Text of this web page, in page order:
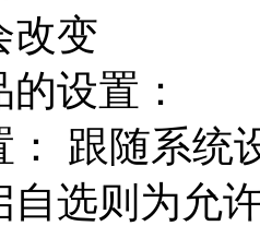
改变
设置：
： 跟随系统
自选则为允